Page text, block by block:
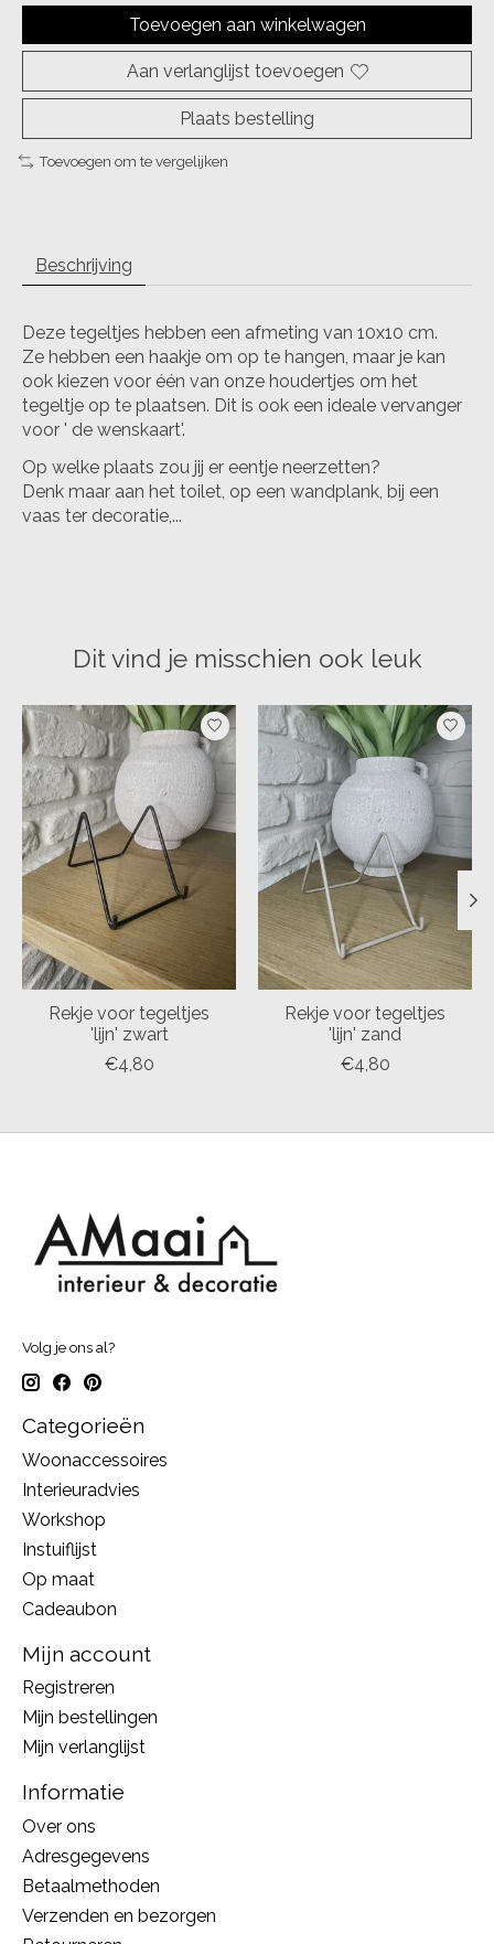
Toevoegen aan winkelwagen
Aan verlanglijst toevoegen
Plaats bestelling
Toevoegen om te vergelijken
Beschrijving
Deze tegeltjes hebben een afmeting van 10x10 cm.
Ze hebben een haakje om op te hangen, maar je kan
ook kiezen voor één van onze houdertjes om het
tegeltje op te plaatsen. Dit is ook een ideale vervanger
voor ' de wenskaart'.
Op welke plaats zou jij er eentje neerzetten?
Denk maar aan het toilet, op een wandplank, bij een
vaas ter decoratie,...
Dit vind je misschien ook leuk
Items van productcarrousel
Rekje voor tegeltjes
'lijn' zwart
€4,80
Rekje voor tegeltjes
'lijn' zand
€4,80
Volg je ons al?
Categorieën
Woonaccessoires
Interieuradvies
Workshop
Instuiflijst
Op maat
Cadeaubon
Mijn account
Registreren
Mijn bestellingen
Mijn verlanglijst
Informatie
Over ons
Adresgegevens
Betaalmethoden
Verzenden en bezorgen